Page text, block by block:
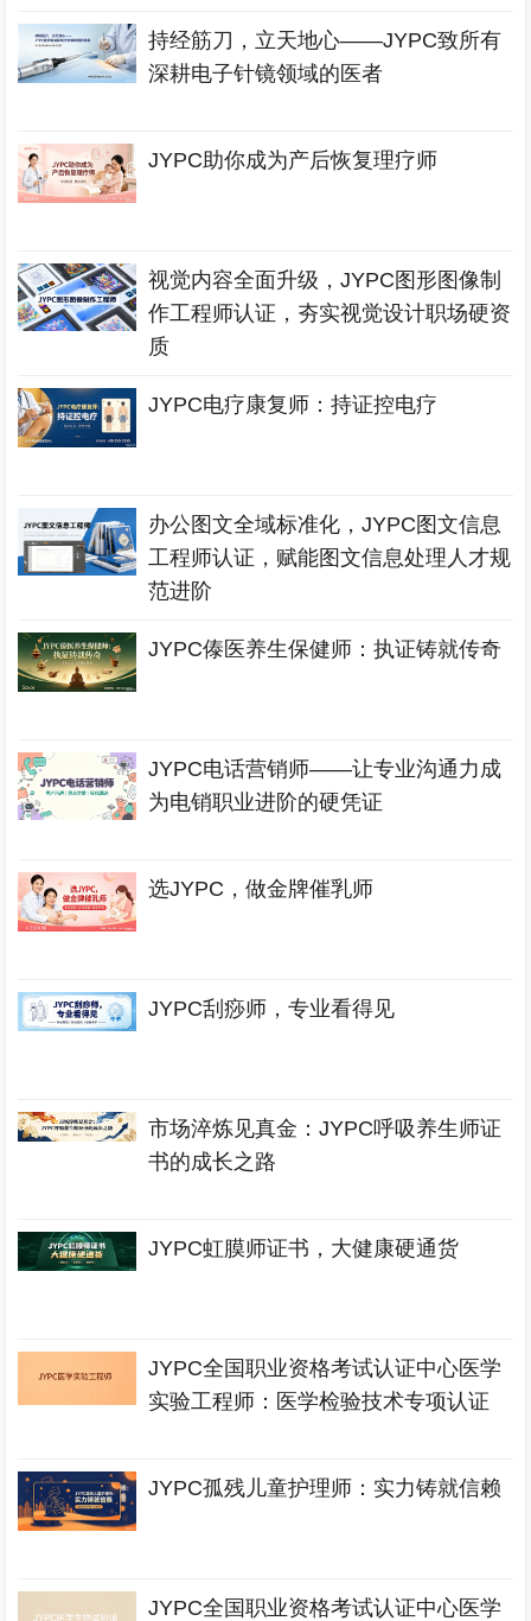
持经筋刀，立天地心——JYPC致所有
深耕电子针镜领域的医者
JYPC助你成为产后恢复理疗师
视觉内容全面升级，JYPC图形图像制
作工程师认证，夯实视觉设计职场硬资
质
JYPC电疗康复师：持证控电疗
办公图文全域标准化，JYPC图文信息
工程师认证，赋能图文信息处理人才规
范进阶
JYPC傣医养生保健师：执证铸就传奇
JYPC电话营销师——让专业沟通力成
为电销职业进阶的硬凭证
选JYPC，做金牌催乳师
JYPC刮痧师，专业看得见
市场淬炼见真金：JYPC呼吸养生师证
书的成长之路
JYPC虹膜师证书，大健康硬通货
JYPC全国职业资格考试认证中心医学
实验工程师：医学检验技术专项认证
JYPC孤残儿童护理师：实力铸就信赖
JYPC全国职业资格考试认证中心医学